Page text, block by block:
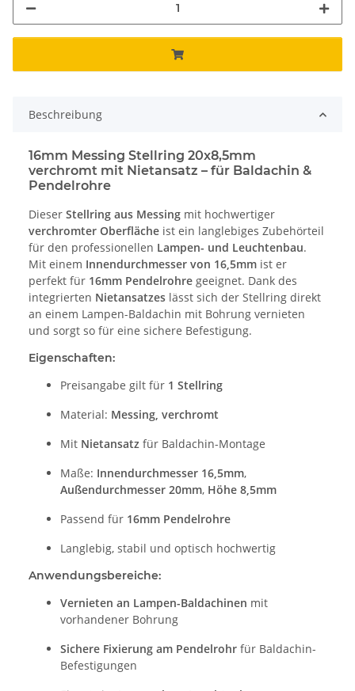
Beschreibung
16mm Messing Stellring 20x8,5mm
verchromt mit Nietansatz – für Baldachin &
Pendelrohre
Dieser Stellring aus Messing mit hochwertiger
verchromter Oberfläche ist ein langlebiges Zubehörteil
für den professionellen Lampen- und Leuchtenbau.
Mit einem Innendurchmesser von 16,5mm ist er
perfekt für 16mm Pendelrohre geeignet. Dank des
integrierten Nietansatzes lässt sich der Stellring direkt
an einem Lampen-Baldachin mit Bohrung vernieten
und sorgt so für eine sichere Befestigung.
Eigenschaften:
Preisangabe gilt für 1 Stellring
Material: Messing, verchromt
Mit Nietansatz für Baldachin-Montage
Maße: Innendurchmesser 16,5mm,
Außendurchmesser 20mm, Höhe 8,5mm
Passend für 16mm Pendelrohre
Langlebig, stabil und optisch hochwertig
Anwendungsbereiche:
Vernieten an Lampen-Baldachinen mit
vorhandener Bohrung
Sichere Fixierung am Pendelrohr für Baldachin-
Befestigungen